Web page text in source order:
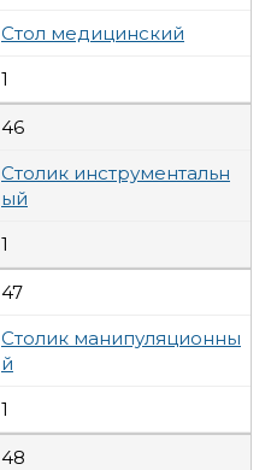
Стол медицинский
1
46
Столик инструментальн
ый
1
47
Столик манипуляционны
й
1
48